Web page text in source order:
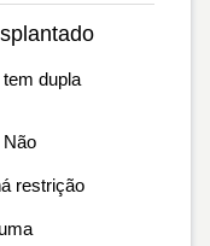
dupla
restrição